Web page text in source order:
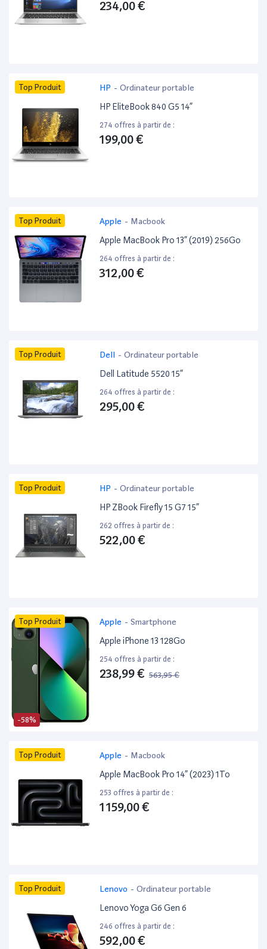
234,00 €
Top Produit HP - Ordinateur portable
HP EliteBook 840 G5 14”
274 offres à partir de :
199,00 €
Top Produit Apple - Macbook
Apple MacBook Pro 13” (2019) 256Go
264 offres à partir de :
312,00 €
Top Produit Dell - Ordinateur portable
Dell Latitude 5520 15”
264 offres à partir de :
295,00 €
Top Produit HP - Ordinateur portable
HP ZBook Firefly 15 G7 15”
262 offres à partir de :
522,00 €
-58%
Top Produit Apple - Smartphone
Apple iPhone 13 128Go
254 offres à partir de :
238,99 € 563,95 €
Top Produit Apple - Macbook
Apple MacBook Pro 14” (2023) 1To
253 offres à partir de :
1 159,00 €
Top Produit Lenovo - Ordinateur portable
Lenovo Yoga G6 Gen 6
246 offres à partir de :
592,00 €